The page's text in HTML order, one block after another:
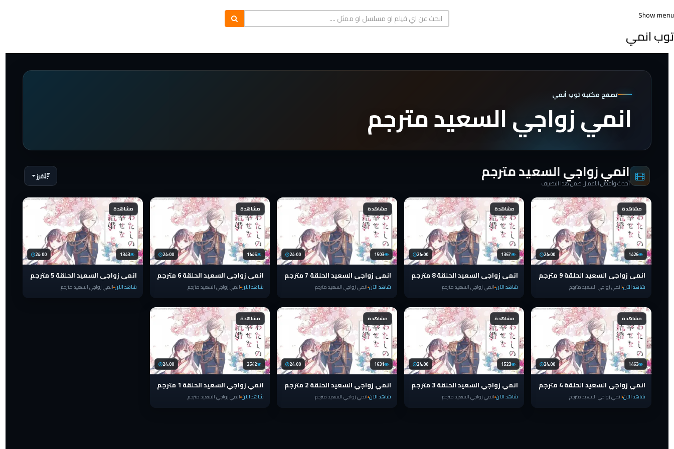
Show menu
توب انمي
تصفح مكتبة توب أنمي
انمي زواجي السعيد مترجم
انمي زواجي السعيد مترجم
أحدث وأفضل الأعمال ضمن هذا التصنيف
فرز
مشاهدة
24:00 1426
انمي زواجي السعيد الحلقة 9 مترجم
شاهد الآن انمي زواجي السعيد مترجم
مشاهدة
24:00 1367
انمي زواجي السعيد الحلقة 8 مترجم
شاهد الآنانمي زواجي السعيد مترجم
مشاهدة
24:00 1503
انمي زواجي السعيد الحلقة 7 مترجم
شاهد الآن انمي زواجي السعيد مترجم
مشاهدة
24:00 1446
انمي زواجي السعيد الحلقة 6 مترجم
شاهد الآنانمي زواجي السعيد مترجم
مشاهدة
24:00 1343
انمي زواجي السعيد الحلقة 5 مترجم
شاهد الآنانمي زواجي السعيد مترجم
مشاهدة
24:00 1463
انمي زواجي السعيد الحلقة 4 مترجم
شاهد الآن انمي زواجي السعيد مترجم
مشاهدة
24:00 1523
انمي زواجي السعيد الحلقة 3 مترجم
شاهد الآنانمي زواجي السعيد مترجم
مشاهدة
24:00 1631
انمي زواجي السعيد الحلقة 2 مترجم
شاهد الآن انمي زواجي السعيد مترجم
مشاهدة
24:00 2542
انمي زواجي السعيد الحلقة 1 مترجم
شاهد الآنانمي زواجي السعيد مترجم